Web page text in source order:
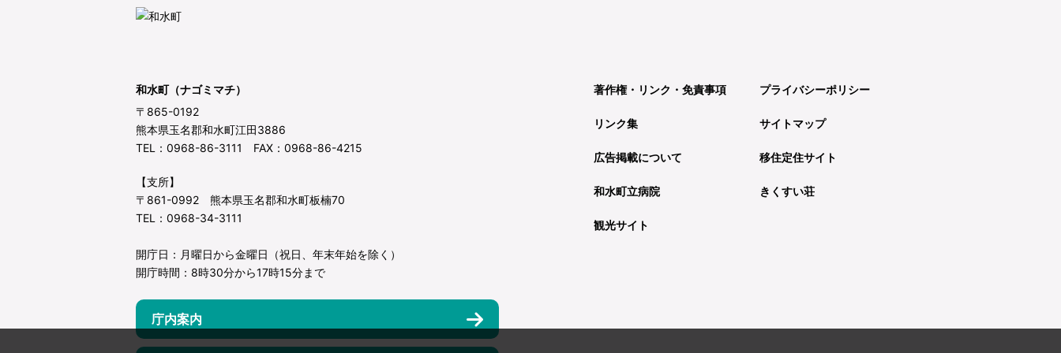
和水町（ナゴミマチ）
〒865-0192
熊本県玉名郡和水町江田3886
TEL：0968-86-3111 FAX：0968-86-4215
【支所】
〒861-0992 熊本県玉名郡和水町板楠70
TEL：0968-34-3111
開庁日：月曜日から金曜日（祝日、年末年始を除く）
開庁時間：8時30分から17時15分まで
庁内案内
著作権・リンク・免責事項 プライバシーポリシー
リンク集 サイトマップ
広告掲載について 移住定住サイト
和水町立病院 きくすい荘
観光サイト